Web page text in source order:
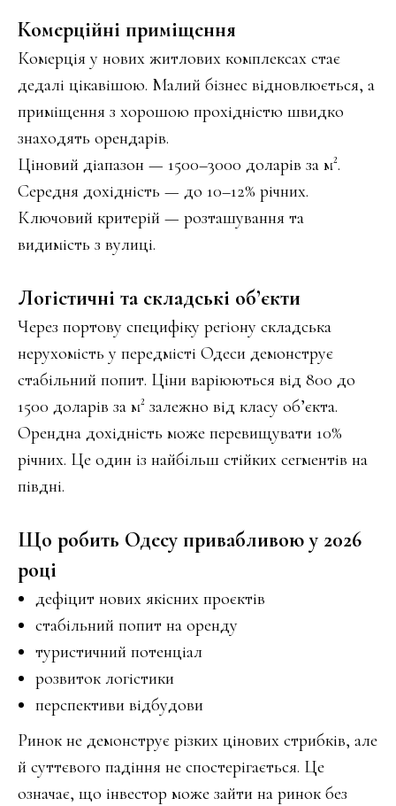
Комерційні приміщення
Комерція у нових житлових комплексах стає
дедалі цікавішою. Малий бізнес відновлюється, а
приміщення з хорошою прохідністю швидко
знаходять орендарів.
Ціновий діапазон — 1500–3000 доларів за м².
Середня дохідність — до 10–12% річних.
Ключовий критерій — розташування та
видимість з вулиці.
Логістичні та складські об’єкти
Через портову специфіку регіону складська
нерухомість у передмісті Одеси демонструє
стабільний попит. Ціни варіюються від 800 до
1500 доларів за м² залежно від класу об’єкта.
Орендна дохідність може перевищувати 10%
річних. Це один із найбільш стійких сегментів на
півдні.
Що робить Одесу привабливою у 2026
році
дефіцит нових якісних проєктів
стабільний попит на оренду
туристичний потенціал
розвиток логістики
перспективи відбудови
Ринок не демонструє різких цінових стрибків, але
й суттєвого падіння не спостерігається. Це
означає, що інвестор може зайти на ринок без